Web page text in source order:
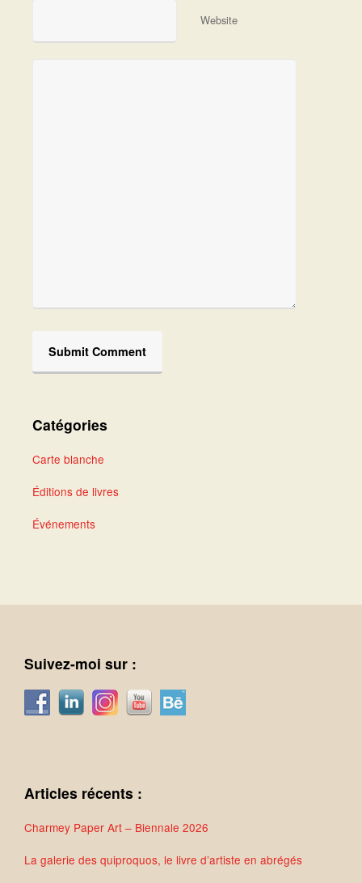
Website
Catégories
Carte blanche
Éditions de livres
Événements
Suivez-moi sur :
Articles récents :
Charmey Paper Art – Biennale 2026
La galerie des quiproquos, le livre d’artiste en abrégés